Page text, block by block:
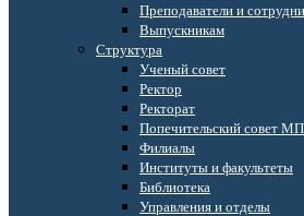
Преподаватели и
Выпускникам
Структура
Ученый совет
Ректор
Ректорат
Попечительский совет
Филиалы
Институты и факультеты
Библиотека
Управления и отделы